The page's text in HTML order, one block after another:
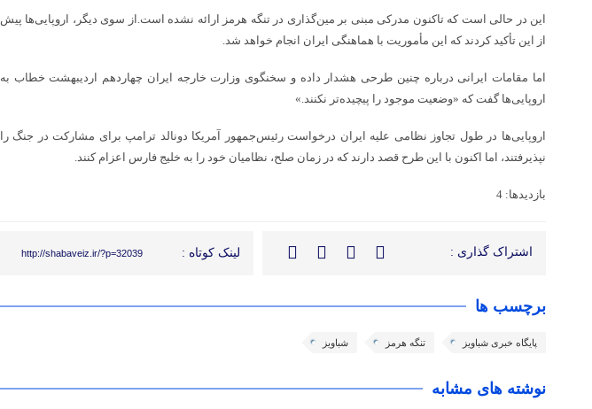
این در حالی است که تاکنون مدرکی مبنی بر مین‌گذاری در تنگه هرمز ارائه نشده است.از سوی دیگر، اروپایی‌ها پیش
از این تأکید کردند که این مأموریت با هماهنگی ایران انجام خواهد شد.
اما مقامات ایرانی درباره چنین طرحی هشدار داده‌ و سخنگوی وزارت خارجه ایران چهاردهم اردیبهشت خطاب به
اروپایی‌ها گفت که «وضعیت موجود را پیچیده‌تر نکنند.»
اروپایی‌ها در طول تجاوز نظامی علیه ایران درخواست رئیس‌جمهور آمریکا دونالد ترامپ برای مشارکت در جنگ را
نپذیرفتند، اما اکنون با این طرح قصد دارند که در زمان صلح، نظامیان خود را به خلیج فارس اعزام کنند.
بازدیدها: 4
اشتراک گذاری : لینک کوتاه : http://shabaveiz.ir/?p=32039
برچسب ها
پایگاه خبری شباویز تنگه هرمز شباویز
نوشته های مشابه